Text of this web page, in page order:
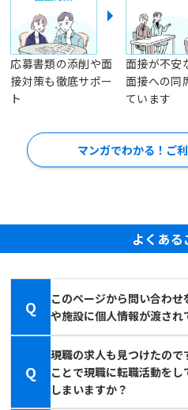
応募書類の添削や面
接対策も徹底サポー
ト
面接が不安
面接への同
ています
マンガでわかる！ご
よくある
Q
このページから問い合わ
や施設に個人情報が渡され
Q
現職の求人も見つけたの
ことで現職に転職活動を
しまいますか？